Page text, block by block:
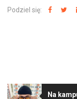
Podziel się:
Na